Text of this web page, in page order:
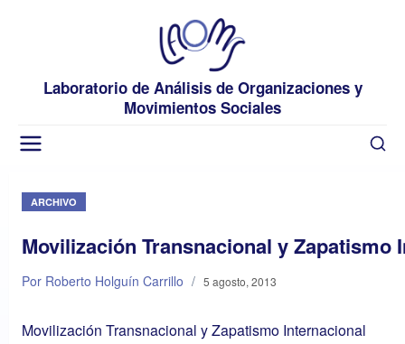
Laboratorio de Análisis de Organizaciones y
Movimientos Sociales
ARCHIVO
Movilización Transnacional y Zapatismo
Por Roberto Holguín Carrillo / 5 agosto, 2013
Movilización Transnacional y Zapatismo Internacional